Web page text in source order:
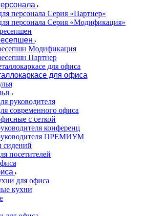
персонала Серия «Партнер»
персонала Серия «Модификация»
Модификация
Партнер
для офиса
руководителя
современного офиса
с сеткой
конференц
ПРЕМИУМ
сидений
посетителей
для офиса
кухни